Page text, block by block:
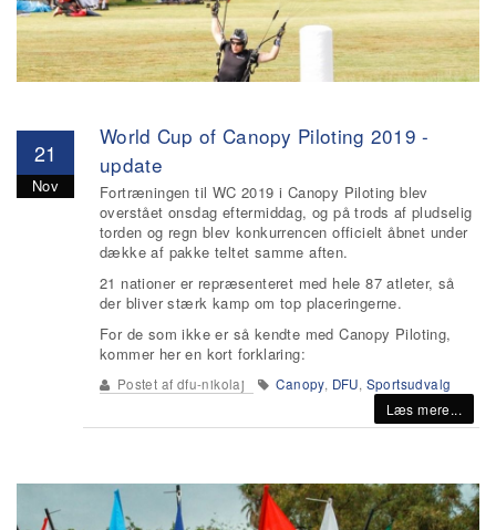
21
Nov
World Cup of Canopy Piloting 2019 -
update
Fortræningen til WC 2019 i Canopy Piloting blev
overstået onsdag eftermiddag, og på trods af pludselig
torden og regn blev konkurrencen officielt åbnet under
dække af pakke teltet samme aften.
21 nationer er repræsenteret med hele 87 atleter, så
der bliver stærk kamp om top placeringerne.
For de som ikke er så kendte med Canopy Piloting,
kommer her en kort forklaring:
Postet af dfu-nikolaj Canopy, DFU, Sportsudvalg
Læs mere...